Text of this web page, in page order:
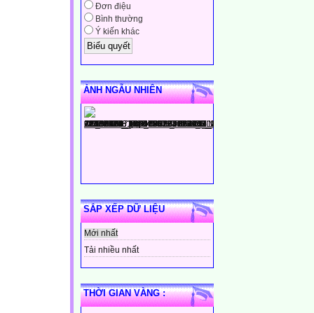
Đơn điệu
Bình thường
Ý kiến khác
ẢNH NGẪU NHIÊN
SẮP XẾP DỮ LIỆU
Mới nhất
Tải nhiều nhất
THỜI GIAN VÀNG :